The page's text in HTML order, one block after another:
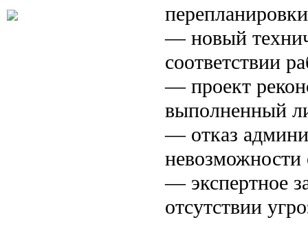
— новый
соответствии
— проект
выполненный
— отказ
невозможности
— экспертное
отсутствии